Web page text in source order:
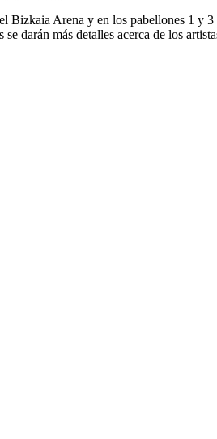
Bizkaia Arena y en los pabellones 1
darán más detalles acerca de los